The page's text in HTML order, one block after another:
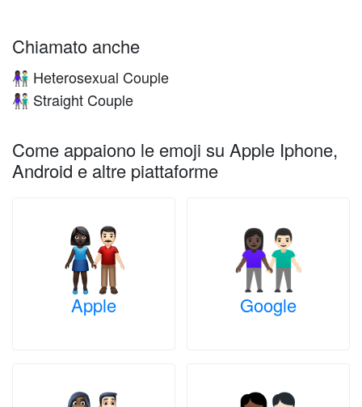
Chiamato anche
👩🏿‍🤝‍👨🏻 Heterosexual Couple
👩🏿‍🤝‍👨🏻 Straight Couple
Come appaiono le emoji su Apple Iphone,
Android e altre piattaforme
Apple Google